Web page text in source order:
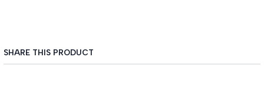
SHARE THIS PRODUCT